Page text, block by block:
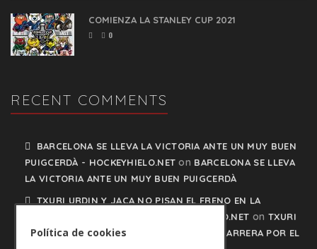
COMIENZA LA STANLEY CUP 2021
0
RECENT COMMENTS
BARCELONA SE LLEVA LA VICTORIA ANTE UN MUY BUEN
PUIGCERDÀ - HOCKEYHIELO.NET on BARCELONA SE LLEVA
LA VICTORIA ANTE UN MUY BUEN PUIGCERDÀ
TXURI URDIN Y JACA NO PISAN EL FRENO EN LA
CARRERA POR EL LIDERATO - HOCKEYHIELO.NET on TXURI
URDIN Y JACA NO PISAN EL FRENO EN LA CARRERA POR EL
Política de cookies